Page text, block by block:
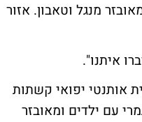
מטבח מאובזר מנגל וטאבון. אזור
איתנו".
יפו בית אותנטי יפואי קשתות
מתאים לגמרי עם ילדים ומאובזר